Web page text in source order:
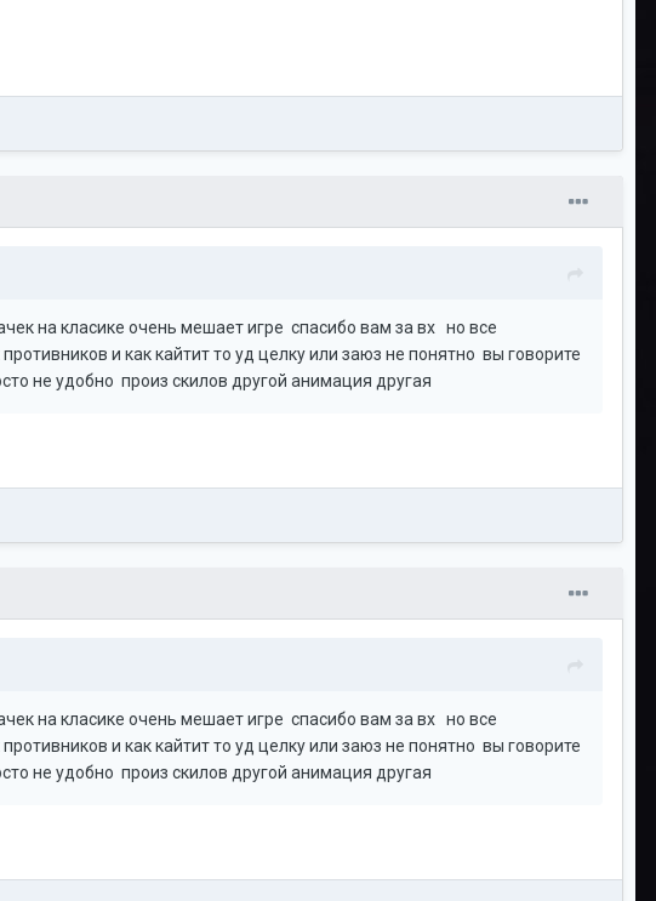
на класике очень мешает игре спасибо вам за вх но все
и как кайтит то уд целку или заюз не понятно вы говорите
не удобно произ скилов другой анимация другая
на класике очень мешает игре спасибо вам за вх но все
и как кайтит то уд целку или заюз не понятно вы говорите
не удобно произ скилов другой анимация другая